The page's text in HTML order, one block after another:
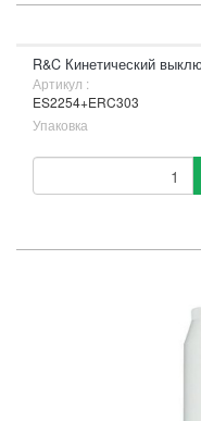
R&C Кинетический
Артикул :
ES2254+ERC303
Упаковка